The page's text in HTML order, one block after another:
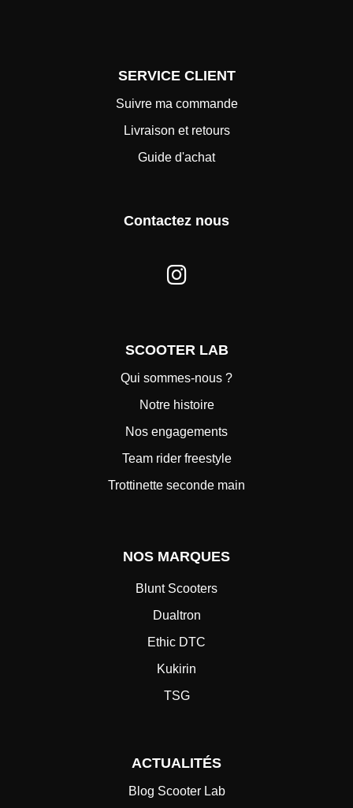
SERVICE CLIENT
Suivre ma commande
Livraison et retours
Guide d'achat
Contactez nous
SCOOTER LAB
Qui sommes-nous ?
Notre histoire
Nos engagements
Team rider freestyle
Trottinette seconde main
NOS MARQUES
Blunt Scooters
Dualtron
Ethic DTC
Kukirin
TSG
ACTUALITÉS
Blog Scooter Lab